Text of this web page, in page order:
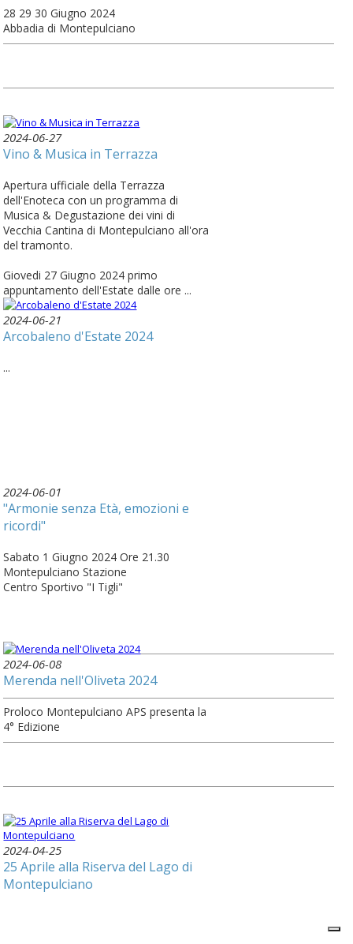
28 29 30 Giugno 2024
Abbadia di Montepulciano
2024-06-27
Vino & Musica in Terrazza
Apertura ufficiale della Terrazza
dell'Enoteca con un programma di
Musica & Degustazione dei vini di
Vecchia Cantina di Montepulciano all'ora
del tramonto.
Giovedi 27 Giugno 2024 primo
appuntamento dell'Estate dalle ore ...
2024-06-21
Arcobaleno d'Estate 2024
...
2024-06-01
"Armonie senza Età, emozioni e
ricordi"
Sabato 1 Giugno 2024 Ore 21.30
Montepulciano Stazione
Centro Sportivo "I Tigli"
2024-06-08
Merenda nell'Oliveta 2024
Proloco Montepulciano APS presenta la
4° Edizione
2024-04-25
25 Aprile alla Riserva del Lago di
Montepulciano